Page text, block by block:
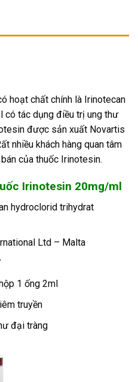
hoạt chất chính là Irinotecan
có tác dụng điều trị ung thư
được sản xuất Novartis
nhiều khách hàng quan tâm
của thuốc Irinotesin.
Irinotesin 20mg/ml
hydroclorid trihydrat
Ltd – Malta
1 ống 2ml
truyền
đại tràng